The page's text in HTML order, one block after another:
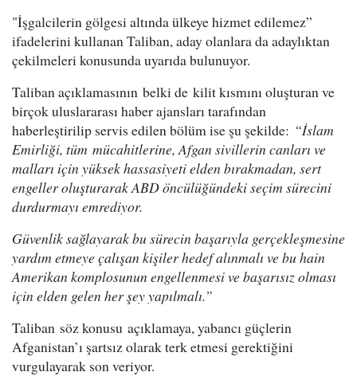
"İşgalcilerin gölgesi altında ülkeye hizmet edilemez”
ifadelerini kullanan Taliban, aday olanlara da adaylıktan
çekilmeleri konusunda uyarıda bulunuyor.
Taliban açıklamasının belki de kilit kısmını oluşturan ve
birçok uluslararası haber ajansları tarafından
haberleştirilip servis edilen bölüm ise şu şekilde: “İslam
Emirliği, tüm mücahitlerine, Afgan sivillerin canları ve
malları için yüksek hassasiyeti elden bırakmadan, sert
engeller oluşturarak ABD öncülüğündeki seçim sürecini
durdurmayı emrediyor.
Güvenlik sağlayarak bu sürecin başarıyla gerçekleşmesine
yardım etmeye çalışan kişiler hedef alınmalı ve bu hain
Amerikan komplosunun engellenmesi ve başarısız olması
için elden gelen her şey yapılmalı.”
Taliban söz konusu açıklamaya, yabancı güçlerin
Afganistan’ı şartsız olarak terk etmesi gerektiğini
vurgulayarak son veriyor.